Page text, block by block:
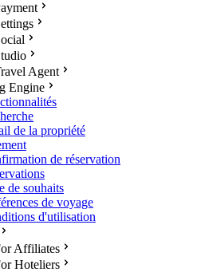
Agent
Engine
de la propriété
de réservation
de souhaits
de voyage
d'utilisation
Affiliates
Hoteliers